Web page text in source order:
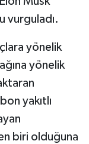
vurguladı.
yönelik
yönelik
yakıtlı
biri olduğuna